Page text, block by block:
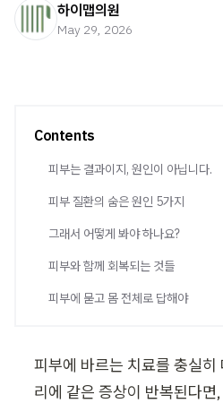
하이맵의원
May 29, 2026
Contents
피부는 결과이지, 원인이 아닙니다.
피부 질환의 숨은 원인 5가지
그래서 어떻게 봐야 하나요?
피부와 함께 회복되는 것들
피부에 묻고 몸 전체로 답해야
피부에 바르는 치료를 충실
리에 같은 증상이 반복된다면